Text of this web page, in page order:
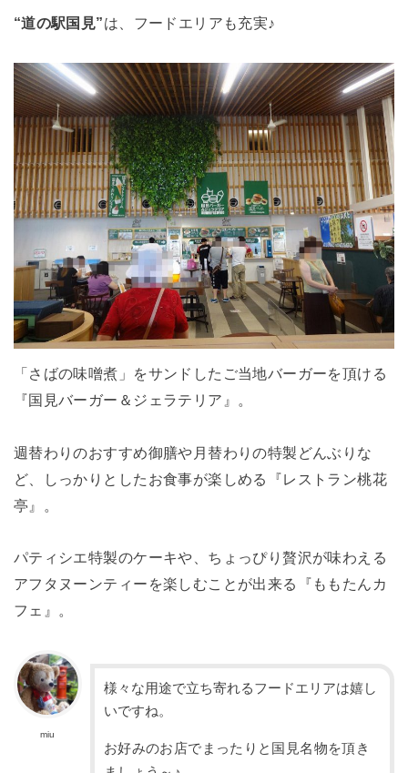
“道の駅国見”は、フードエリアも充実♪
「さばの味噌煮」をサンドしたご当地バーガーを頂ける
『国見バーガー＆ジェラテリア』。
週替わりのおすすめ御膳や月替わりの特製どんぶりな
ど、しっかりとしたお食事が楽しめる『レストラン桃花
亭』。
パティシエ特製のケーキや、ちょっぴり贅沢が味わえる
アフタヌーンティーを楽しむことが出来る『ももたんカ
フェ』。
miu
様々な用途で立ち寄れるフードエリアは嬉し
いですね。
お好みのお店でまったりと国見名物を頂き